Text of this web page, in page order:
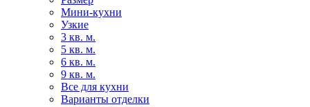
Мини-кухни
Узкие
3 кв. м.
5 кв. м.
6 кв. м.
9 кв. м.
Все для кухни
Варианты отделки